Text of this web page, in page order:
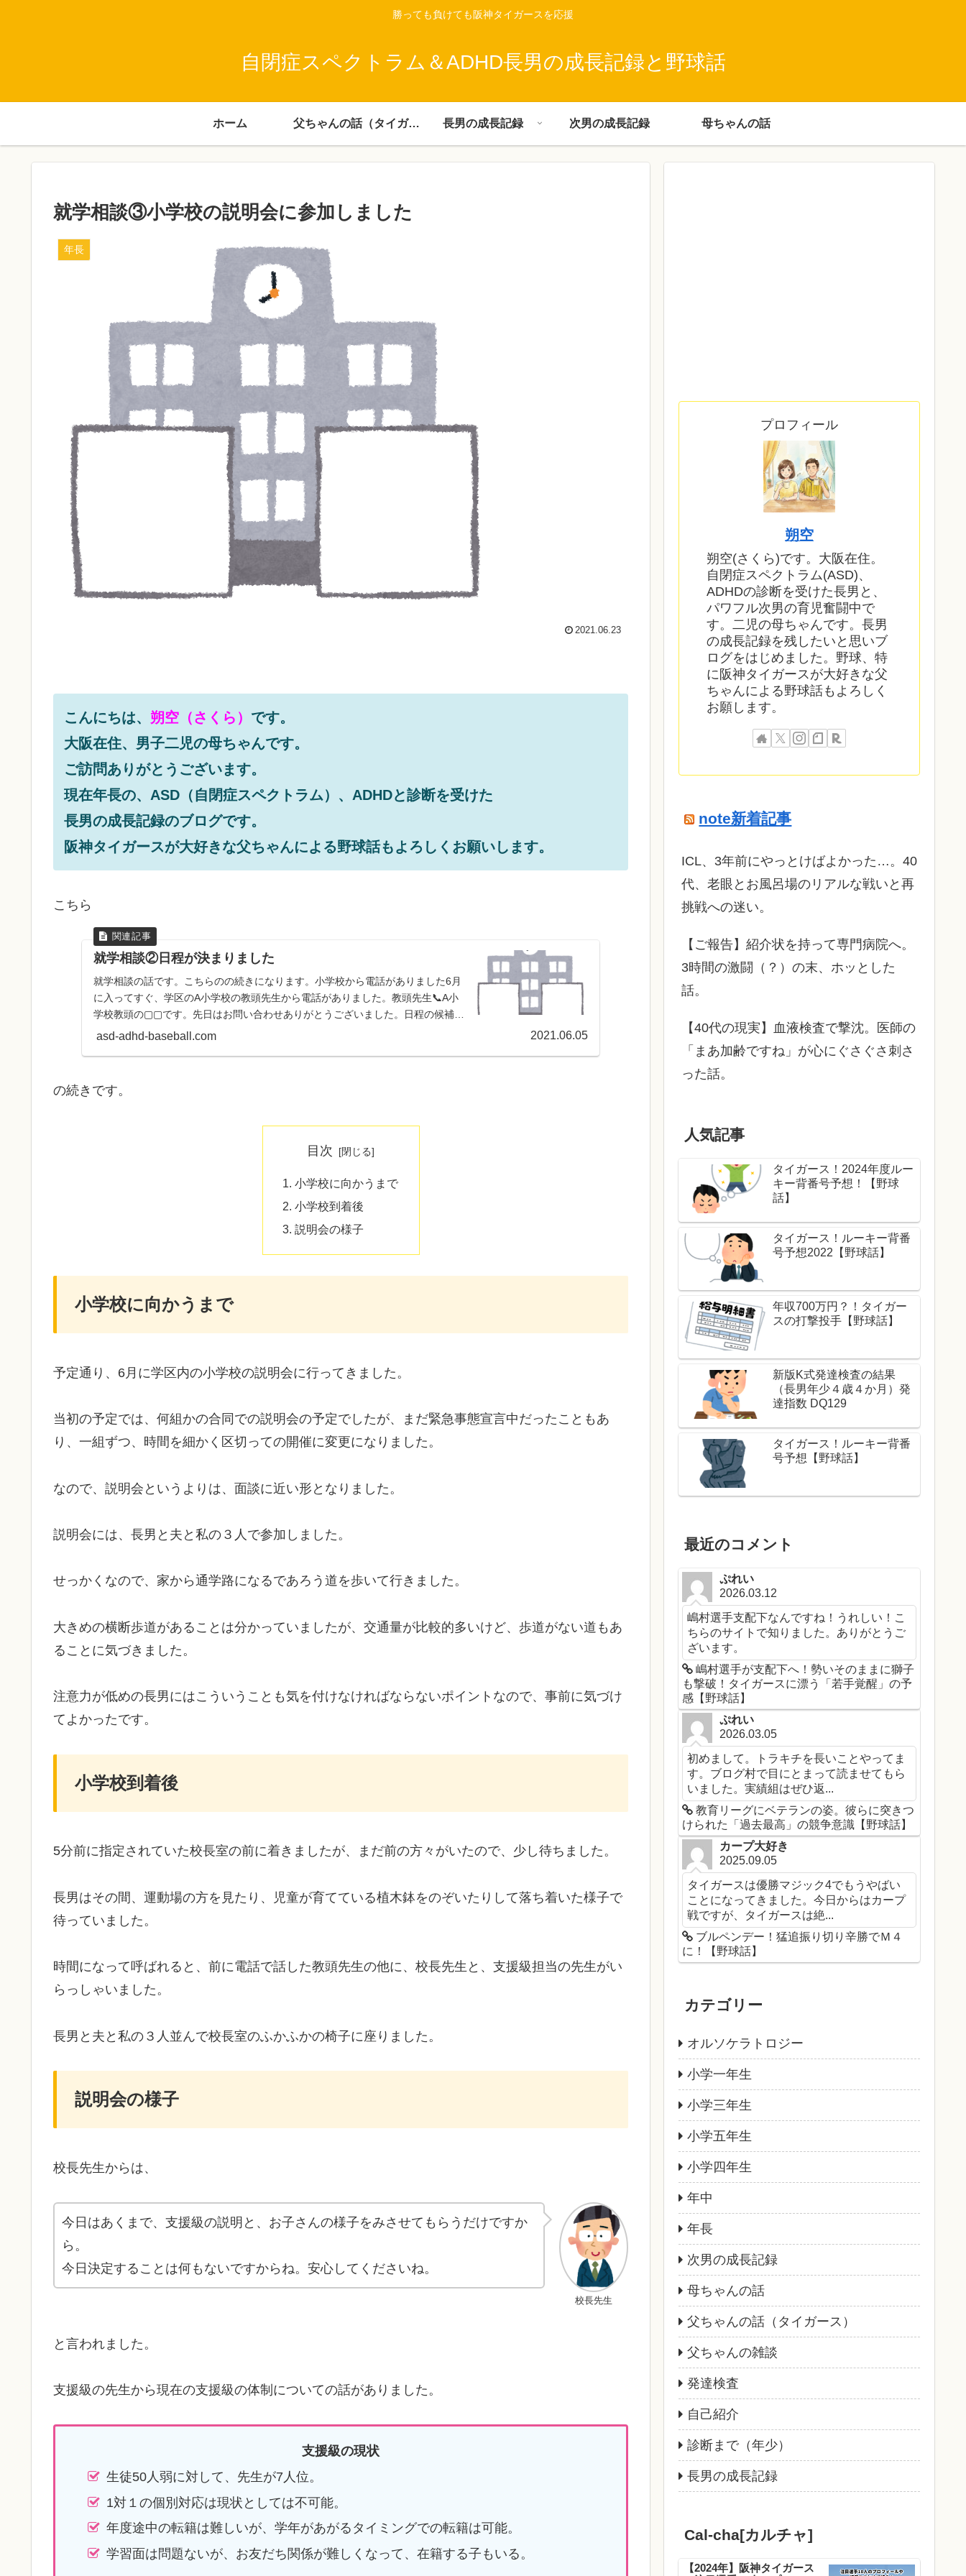
勝っても負けても阪神タイガースを応援
自閉症スペクトラム＆ADHD長男の成長記録と野球話
ホーム 父ちゃんの話（タイガース） 長男の成長記録 次男の成長記録 母ちゃんの話
就学相談③小学校の説明会に参加しました
年長
2021.06.23
こんにちは、 朔空（さくら） です。
大阪在住、男子二児の母ちゃんです。
ご訪問ありがとうございます。
現在年長の、ASD（自閉症スペクトラム）、ADHDと診断を受けた
長男の成長記録のブログです。
阪神タイガースが大好きな父ちゃんによる野球話もよろしくお願いします。
こちら
就学相談②日程が決まりました
就学相談の話です。こちらのの続きになります。小学校から電話がありました6月
に入ってすぐ、学区のA小学校の教頭先生から電話がありました。教頭先生📞A小
学校教頭の▢▢です。先日はお問い合わせありがとうございました。日程の候補が
決まりましたのでお...
asd-adhd-baseball.com 2021.06.05
の続きです。
目次
小学校に向かうまで
小学校到着後
説明会の様子
小学校に向かうまで
予定通り、6月に学区内の小学校の説明会に行ってきました。
当初の予定では、何組かの合同での説明会の予定でしたが、まだ緊急事態宣言中だったこともあ
り、一組ずつ、時間を細かく区切っての開催に変更になりました。
なので、説明会というよりは、面談に近い形となりました。
説明会には、長男と夫と私の３人で参加しました。
せっかくなので、家から通学路になるであろう道を歩いて行きました。
大きめの横断歩道があることは分かっていましたが、交通量が比較的多いけど、歩道がない道もあ
ることに気づきました。
注意力が低めの長男にはこういうことも気を付けなければならないポイントなので、事前に気づけ
てよかったです。
小学校到着後
5分前に指定されていた校長室の前に着きましたが、まだ前の方々がいたので、少し待ちました。
長男はその間、運動場の方を見たり、児童が育てている植木鉢をのぞいたりして落ち着いた様子で
待っていました。
時間になって呼ばれると、前に電話で話した教頭先生の他に、校長先生と、支援級担当の先生がい
らっしゃいました。
長男と夫と私の３人並んで校長室のふかふかの椅子に座りました。
説明会の様子
校長先生からは、
校長先生
今日はあくまで、支援級の説明と、お子さんの様子をみさせてもらうだけですか
ら。
今日決定することは何もないですからね。安心してくださいね。
と言われました。
支援級の先生から現在の支援級の体制についての話がありました。
支援級の現状
生徒50人弱に対して、先生が7人位。
1対１の個別対応は現状としては不可能。
年度途中の転籍は難しいが、学年があがるタイミングでの転籍は可能。
学習面は問題ないが、お友だち関係が難しくなって、在籍する子もいる。
プロフィール
朔空
朔空(さくら)です。大阪在住。
自閉症スペクトラム(ASD)、
ADHDの診断を受けた長男と、
パワフル次男の育児奮闘中で
す。二児の母ちゃんです。長男
の成長記録を残したいと思いブ
ログをはじめました。野球、特
に阪神タイガースが大好きな父
ちゃんによる野球話もよろしく
お願します。
note新着記事
ICL、3年前にやっとけばよかった…。40
代、老眼とお風呂場のリアルな戦いと再
挑戦への迷い。
​【ご報告】紹介状を持って専門病院へ。
3時間の激闘（？）の末、ホッとした
話。
【40代の現実】血液検査で撃沈。医師の
「まあ加齢ですね」が心にぐさぐさ刺さ
った話。
人気記事
タイガース！2024年度ルー
キー背番号予想！【野球
話】
タイガース！ルーキー背番
号予想2022【野球話】
年収700万円？！タイガー
スの打撃投手【野球話】
新版K式発達検査の結果
（長男年少４歳４か月）発
達指数 DQ129
タイガース！ルーキー背番
号予想【野球話】
最近のコメント
ぷれい
2026.03.12
嶋村選手支配下なんですね！うれしい！こ
ちらのサイトで知りました。ありがとうご
ざいます。
嶋村選手が支配下へ！勢いそのままに獅子
も撃破！タイガースに漂う「若手覚醒」の予
感【野球話】
ぷれい
2026.03.05
初めまして。トラキチを長いことやってま
す。ブログ村で目にとまって読ませてもら
いました。実績組はぜひ返...
教育リーグにベテランの姿。彼らに突きつ
けられた「過去最高」の競争意識【野球話】
カープ大好き
2025.09.05
タイガースは優勝マジック4でもうやばい
ことになってきました。今日からはカープ
戦ですが、タイガースは絶...
ブルペンデー！猛追振り切り辛勝でＭ４
に！【野球話】
カテゴリー
オルソケラトロジー
小学一年生
小学三年生
小学五年生
小学四年生
年中
年長
次男の成長記録
母ちゃんの話
父ちゃんの話（タイガース）
父ちゃんの雑談
発達検査
自己紹介
診断まで（年少）
長男の成長記録
Cal-cha[カルチャ]
【2024年】阪神タイガース